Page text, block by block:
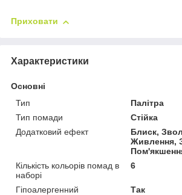
Приховати
Характеристики
Основні
Тип
Палітра
Тип помади
Стійка
Додатковий ефект
Блиск,
Живлення,
Кількість кольорів помад в
наборі
6
Гіпоалергенний
Так